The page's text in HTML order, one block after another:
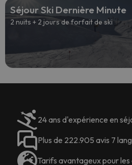
Séjour Ski Dernière Minute
2 nuits + 2 jours de forfait de ski
24 ans d'expérience en
Plus de 222.905 avis 7
Tarifs avantageux pour